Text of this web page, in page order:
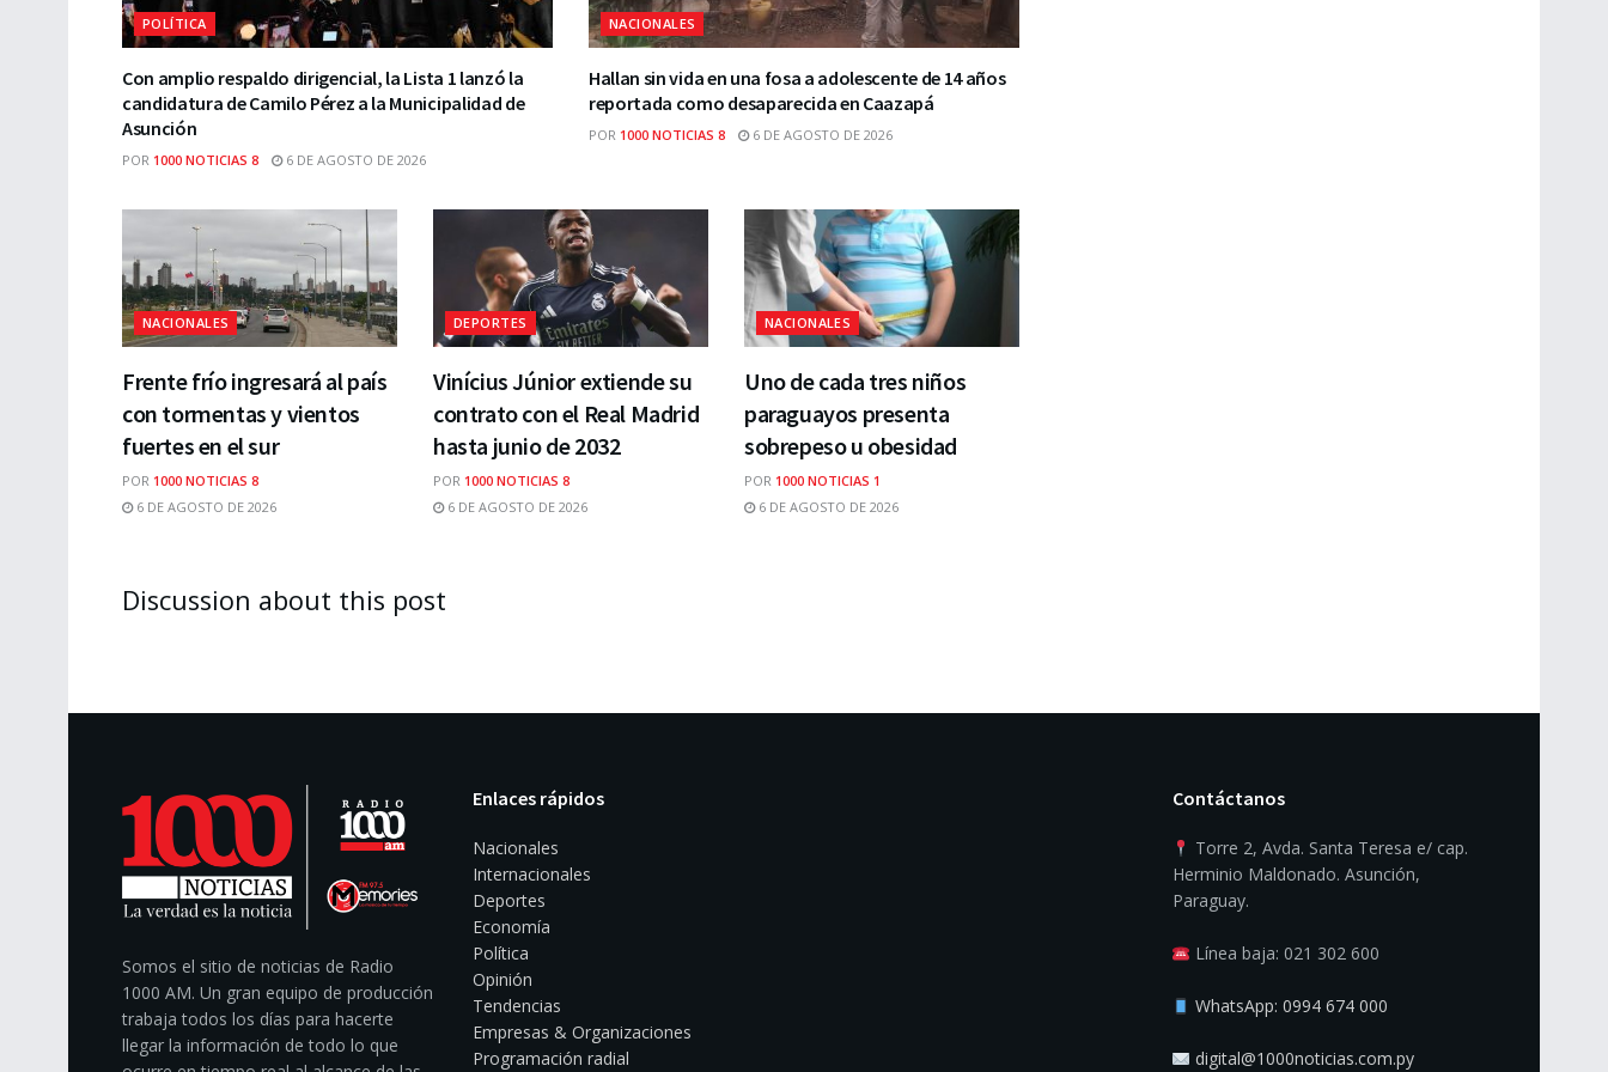
POLÍTICA
Con amplio respaldo dirigencial, la Lista 1 lanzó la
candidatura de Camilo Pérez a la Municipalidad de
Asunción
POR 1000 NOTICIAS 8 6 DE AGOSTO DE 2026
NACIONALES
Hallan sin vida en una fosa a adolescente de 14 años
reportada como desaparecida en Caazapá
POR 1000 NOTICIAS 8 6 DE AGOSTO DE 2026
NACIONALES
Frente frío ingresará al país
con tormentas y vientos
fuertes en el sur
POR 1000 NOTICIAS 8
6 DE AGOSTO DE 2026
DEPORTES
Vinícius Júnior extiende su
contrato con el Real Madrid
hasta junio de 2032
POR 1000 NOTICIAS 8
6 DE AGOSTO DE 2026
NACIONALES
Uno de cada tres niños
paraguayos presenta
sobrepeso u obesidad
POR 1000 NOTICIAS 1
6 DE AGOSTO DE 2026
Discussion about this post
Somos el sitio de noticias de Radio
1000 AM. Un gran equipo de producción
trabaja todos los días para hacerte
llegar la información de todo lo que
Enlaces rápidos
Nacionales
Internacionales
Deportes
Economía
Política
Opinión
Tendencias
Empresas & Organizaciones
Programación radial
Contáctanos
Torre 2, Avda. Santa Teresa e/ cap.
Herminio Maldonado. Asunción,
Paraguay.
Línea baja: 021 302 600
WhatsApp: 0994 674 000
digital@1000noticias.com.py